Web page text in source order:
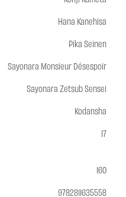
Hana Kanehisa
Pika Seinen
Sayonara Monsieur Désespoir
Sayonara Zetsub Sensei
Kodansha
17
160
9782811635558